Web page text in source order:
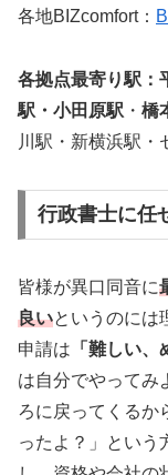
各地BIZcomfort：
各拠点最寄り駅：
駅・小田原駅 ・ 橋
川駅・新横浜駅・
行政書士に任
皆様が異口同音に
良いというのには
申請は 「難しい
は自分でやってみ
ろに戻ってくるか
ったよ？」という